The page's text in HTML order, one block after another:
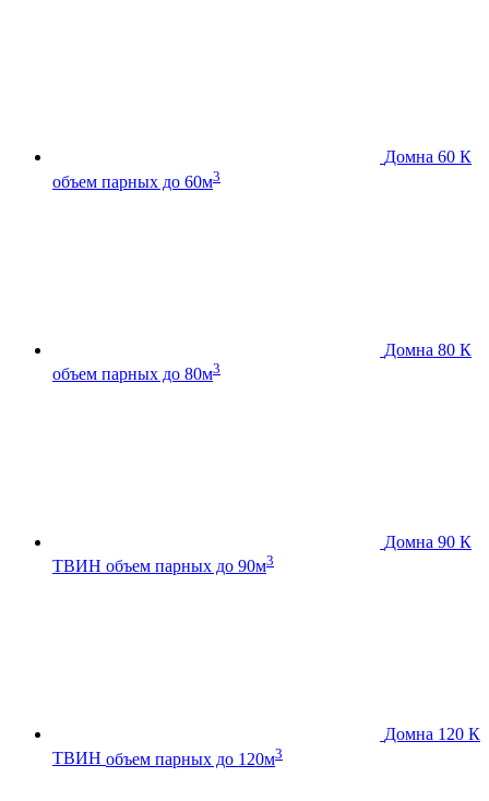
Домна 60 К
объем парных до 60м3
Домна 80 К
объем парных до 80м3
Домна 90 К
ТВИН объем парных до 90м3
Домна 120 К
ТВИН объем парных до 120м3